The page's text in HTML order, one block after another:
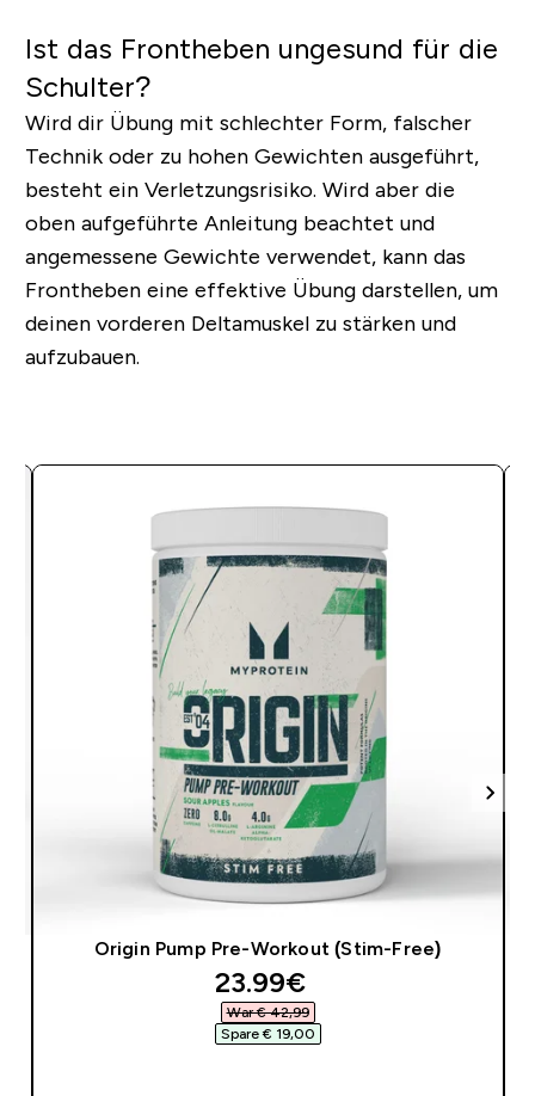
Ist das Frontheben ungesund für die
Schulter?
Wird dir Übung mit schlechter Form, falscher
Technik oder zu hohen Gewichten ausgeführt,
besteht ein Verletzungsrisiko. Wird aber die
oben aufgeführte Anleitung beachtet und
angemessene Gewichte verwendet, kann das
Frontheben eine effektive Übung darstellen, um
deinen vorderen Deltamuskel zu stärken und
aufzubauen.
Origin Pump Pre-Workout (Stim-Free)
discounted price
23.99€‎
War € 42,99‎
Spare € 19,00‎